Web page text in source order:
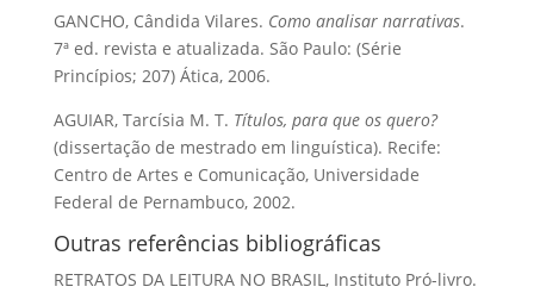
GANCHO, Cândida Vilares. Como analisar narrativas.
7ª ed. revista e atualizada. São Paulo: (Série
Princípios; 207) Ática, 2006.
AGUIAR, Tarcísia M. T. Títulos, para que os quero?
(dissertação de mestrado em linguística). Recife:
Centro de Artes e Comunicação, Universidade
Federal de Pernambuco, 2002.
Outras referências bibliográficas
RETRATOS DA LEITURA NO BRASIL, Instituto Pró-livro.